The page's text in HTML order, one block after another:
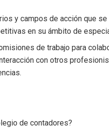
y campos de acción que
en su ámbito de
de trabajo para
con otros
de contadores?